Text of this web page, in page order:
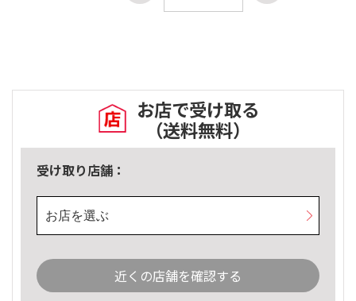
お店で受け取る
（送料無料）
受け取り店舗：
お店を選ぶ
近くの店舗を確認する